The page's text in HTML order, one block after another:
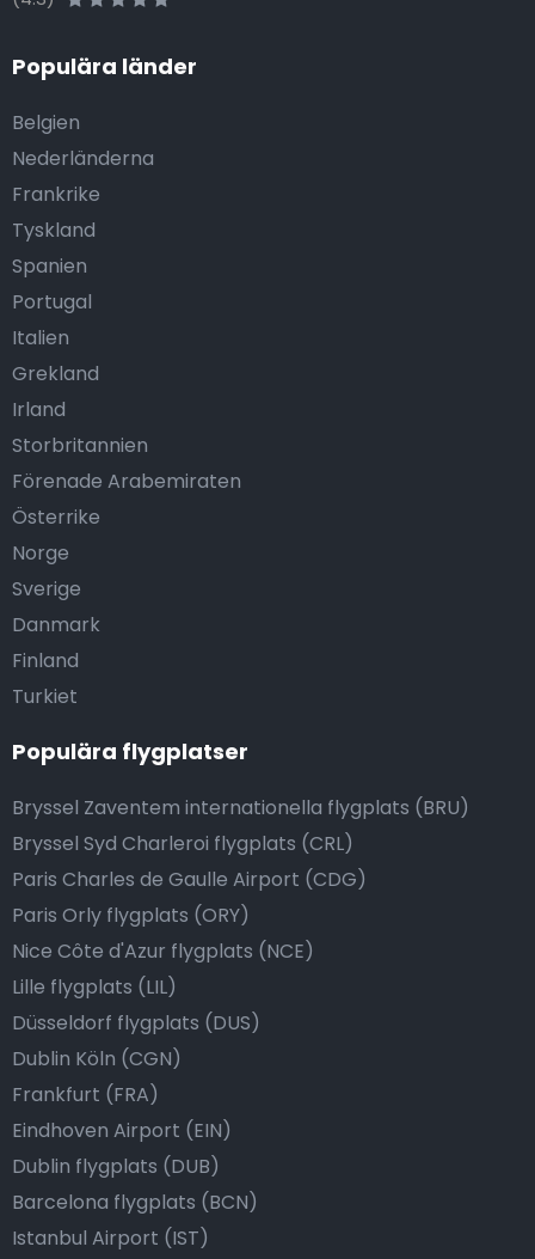
Populära länder
Belgien
Nederländerna
Frankrike
Tyskland
Spanien
Portugal
Italien
Grekland
Irland
Storbritannien
Förenade Arabemiraten
Österrike
Norge
Sverige
Danmark
Finland
Turkiet
Populära flygplatser
Bryssel Zaventem internationella flygplats (BRU)
Bryssel Syd Charleroi flygplats (CRL)
Paris Charles de Gaulle Airport (CDG)
Paris Orly flygplats (ORY)
Nice Côte d'Azur flygplats (NCE)
Lille flygplats (LIL)
Düsseldorf flygplats (DUS)
Dublin Köln (CGN)
Frankfurt (FRA)
Eindhoven Airport (EIN)
Dublin flygplats (DUB)
Barcelona flygplats (BCN)
Istanbul Airport (IST)